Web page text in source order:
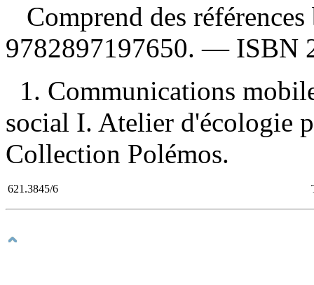
Comprend des
9782897197650. — ISBN
1. Communications
social I. Atelier d'écologie
Collection Polémos.
621.3845/6